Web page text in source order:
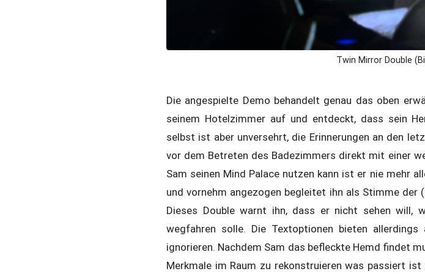
Twin Mirror Double
Die angespielte Demo behandelt genau das oben
seinem Hotelzimmer auf und entdeckt, dass sein
selbst ist aber unversehrt, die Erinnerungen an den
vor dem Betreten des Badezimmers direkt mit einer
Sam seinen Mind Palace nutzen kann ist er nie mehr
und vornehm angezogen begleitet ihn als Stimme der
Dieses Double warnt ihn, dass er nicht sehen
wegfahren solle. Die Textoptionen bieten
ignorieren. Nachdem Sam das befleckte Hemd findet
Merkmale im Raum zu rekonstruieren was passiert